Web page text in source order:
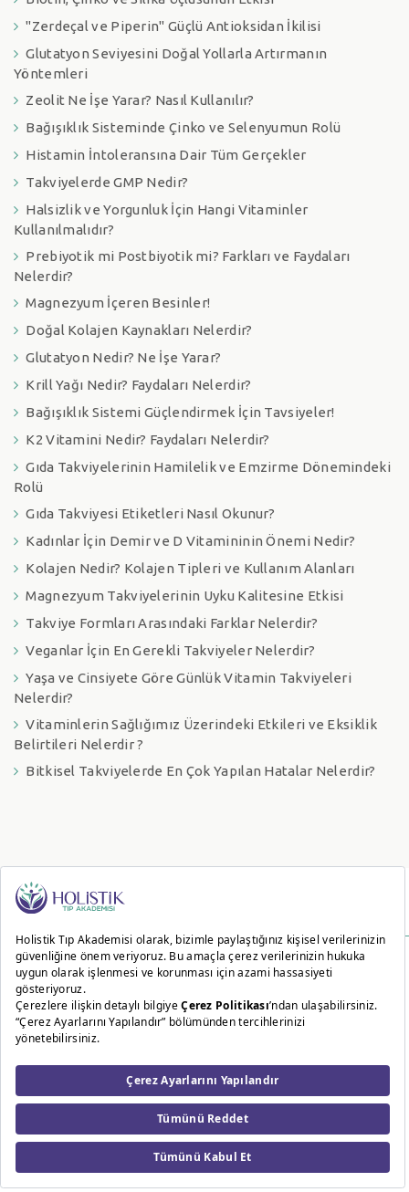
"Zerdeçal ve Piperin" Güçlü Antioksidan İkilisi
Glutatyon Seviyesini Doğal Yollarla Artırmanın
Yöntemleri
Zeolit Ne İşe Yarar? Nasıl Kullanılır?
Bağışıklık Sisteminde Çinko ve Selenyumun Rolü
Histamin İntoleransına Dair Tüm Gerçekler
Takviyelerde GMP Nedir?
Halsizlik ve Yorgunluk İçin Hangi Vitaminler
Kullanılmalıdır?
Prebiyotik mi Postbiyotik mi? Farkları ve Faydaları
Nelerdir?
Magnezyum İçeren Besinler!
Doğal Kolajen Kaynakları Nelerdir?
Glutatyon Nedir? Ne İşe Yarar?
Krill Yağı Nedir? Faydaları Nelerdir?
Bağışıklık Sistemi Güçlendirmek İçin Tavsiyeler!
K2 Vitamini Nedir? Faydaları Nelerdir?
Gıda Takviyelerinin Hamilelik ve Emzirme Dönemindeki
Rolü
Gıda Takviyesi Etiketleri Nasıl Okunur?
Kadınlar İçin Demir ve D Vitamininin Önemi Nedir?
Kolajen Nedir? Kolajen Tipleri ve Kullanım Alanları
Magnezyum Takviyelerinin Uyku Kalitesine Etkisi
Takviye Formları Arasındaki Farklar Nelerdir?
Veganlar İçin En Gerekli Takviyeler Nelerdir?
Yaşa ve Cinsiyete Göre Günlük Vitamin Takviyeleri
Nelerdir?
Vitaminlerin Sağlığımız Üzerindeki Etkileri ve Eksiklik
Belirtileri Nelerdir ?
Bitkisel Takviyelerde En Çok Yapılan Hatalar Nelerdir?
2020 © Tüm hakları Holistik Tıp Akademisi tarafından saklıdır. İzin alınmaksızın hiçbir
içerik ve görsel kullanılamaz.